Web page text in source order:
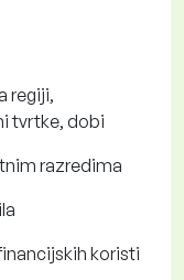
regiji,
tvrtke, dobi
razredima
koristi